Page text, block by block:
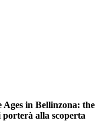
in Bellinzona: the
alla scoperta